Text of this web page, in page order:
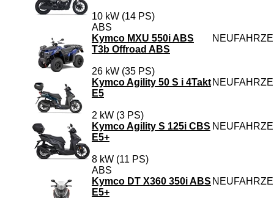
10 kW (14 PS)
ABS
Kymco MXU 550i ABS
T3b Offroad ABS
26 kW (35 PS)
Kymco Agility 50 S i 4Takt
E5
2 kW (3 PS)
Kymco Agility S 125i CBS
E5+
8 kW (11 PS)
ABS
Kymco DT X360 350i ABS
E5+